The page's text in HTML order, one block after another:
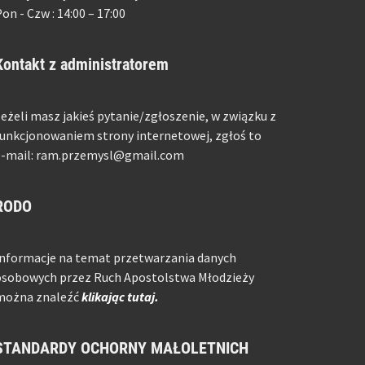
- Czw : 14:00 – 17:00
z administratorem
masz jakieś pytanie/zgłoszenie, w związku z
strony internetowej, zgłoś to
mail: ram.przemysl@gmail.com
na temat przetwarzania danych
przez Ruch Apostolstwa Młodzieży
znaleźćklikając tutaj.
OCHORNY MAŁOLETNICH